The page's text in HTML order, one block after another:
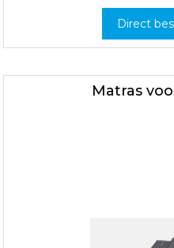
Direct
Matras